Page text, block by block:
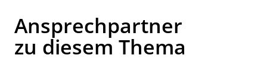
Ansprechpartner
zu diesem Thema